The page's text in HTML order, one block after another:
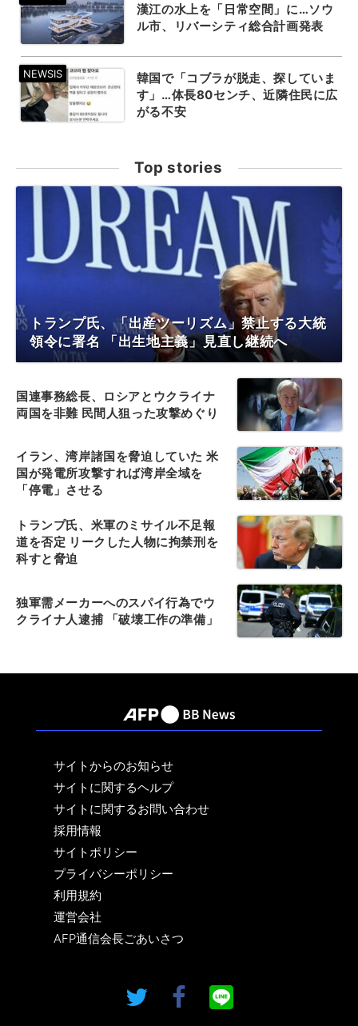
漢江の水上を「日常空間」に…ソウ
ル市、リバーシティ総合計画発表
韓国で「コブラが脱走、探していま
す」…体長80センチ、近隣住民に広
がる不安
Top stories
トランプ氏、「出産ツーリズム」禁止する大統
領令に署名 「出生地主義」見直し継続へ
国連事務総長、ロシアとウクライナ
両国を非難 民間人狙った攻撃めぐり
イラン、湾岸諸国を脅迫していた 米
国が発電所攻撃すれば湾岸全域を
「停電」させる
トランプ氏、米軍のミサイル不足報
道を否定 リークした人物に拘禁刑を
科すと脅迫
独軍需メーカーへのスパイ行為でウ
クライナ人逮捕 「破壊工作の準備」
サイトからのお知らせ
サイトに関するヘルプ
サイトに関するお問い合わせ
採用情報
サイトポリシー
プライバシーポリシー
利用規約
運営会社
AFP通信会長ごあいさつ